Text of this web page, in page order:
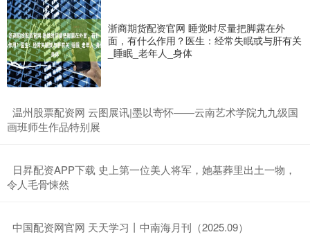
浙商期货配资官网 睡觉时尽量把脚露在外
面，有什么作用？医生：经常失眠或与肝有关
_睡眠_老年人_身体
​温州股票配资网 云图展讯|墨以寄怀——云南艺术学院九九级国
画班师生作品特别展
​日昇配资APP下载 史上第一位美人将军，她墓葬里出土一物，
令人毛骨悚然
​中国配资网官网 天天学习丨中南海月刊（2025.09）